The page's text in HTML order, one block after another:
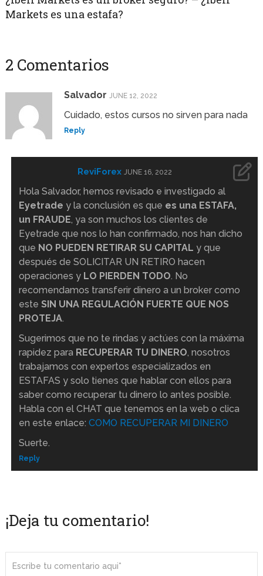
Markets es una estafa?
2 Comentarios
Salvador JUNE 12, 2022
Cuidado, estos cursos no sirven para nada
Reply
ReviForex JUNE 16, 2022
Hola Salvador, hemos revisado e investigado al
Eyetrade y la conclusión es que es una ESTAFA,
un FRAUDE, ya son muchos los clientes de
Eyetrade que nos lo han confirmado, nos han dicho
que NO PUEDEN RETIRAR SU CAPITAL y que
después de SOLICITAR UN RETIRO hacen
operaciones y LO PIERDEN TODO. No
recomendamos transferir dinero a un broker como
este SIN UNA REGULACIÓN FUERTE QUE NOS
PROTEJA.
Sugerimos que no te rindas y actúes con la máxima
rapidez para RECUPERAR TU DINERO, nosotros
trabajamos con expertos especializados en
ESTAFAS y solo tienes que hablar con ellos para
saber como recuperar tu dinero lo antes posible.
Habla con el CHAT que tenemos en la web o clica
en este enlace: COMO RECUPERAR MI DINERO
Suerte.
Reply
¡Deja tu comentario!